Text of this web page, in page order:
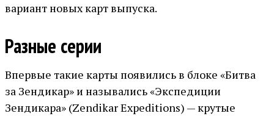
вариант новых карт выпуска.
Разные серии
Впервые такие карты появились в блоке «Битва
за Зендикар» и назывались «Экспедиции
Зендикара» (Zendikar Expeditions) — крутые